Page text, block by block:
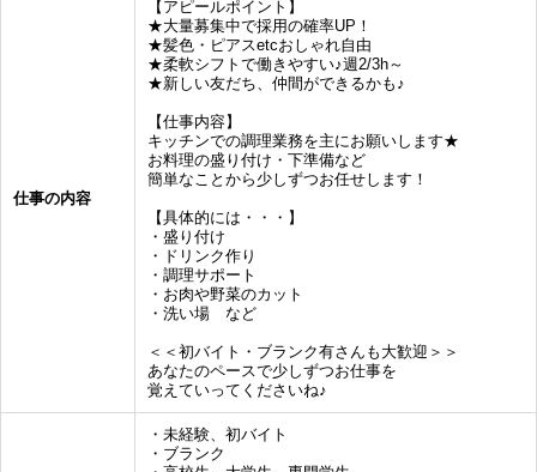
仕事の内容
【アピールポイント】
★大量募集中で採用の確率UP！
★髪色・ピアスetcおしゃれ自由
★柔軟シフトで働きやすい♪週2/3h～
★新しい友だち、仲間ができるかも♪
【仕事内容】
キッチンでの調理業務を主にお願いします★
お料理の盛り付け・下準備など
簡単なことから少しずつお任せします！
【具体的には・・・】
・盛り付け
・ドリンク作り
・調理サポート
・お肉や野菜のカット
・洗い場 など
＜＜初バイト・ブランク有さんも大歓迎＞＞
あなたのペースで少しずつお仕事を
覚えていってくださいね♪
・未経験、初バイト
・ブランク